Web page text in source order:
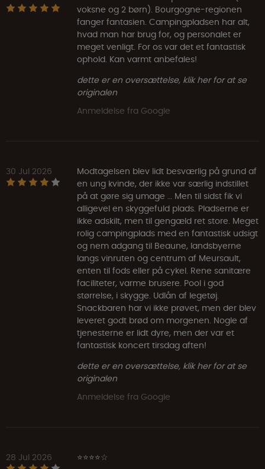
voksne og 2 børn). Bourgogne-regionen
fanger fantasien. Campingpladsen har alt,
hvad man har brug for, og personalet er
meget venligt. For os var det et fantastisk
ophold. Kan varmt anbefales!
dette er en oversættelse, klik her for at se
originalen
Anmeldelse fra Google
30 Jul 2026
Modtagelsen blev lidt besværlig på grund af
en ung kvinde, der ikke var særlig indstillet
på at gøre sig umage … Men til sidst fik vi
alligevel en skyggefuld plads. Pladserne er
ikke adskilt, men til gengæld ret store. Meget
rolig campingplads med en fantastisk udsigt
og nem adgang til Beaune, landsbyerne
langs vinruten og centrum af Meursault,
enten til fods eller på cykel. Rene sanitære
faciliteter, varme brusere. Pool i god
størrelse, i skygge. Udlån af legetøj.
Snackbaren har vi ikke prøvet, men der blev
leveret godt brød om morgenen. Nogle af
tjenesterne er lidt dyre, men der var et
fantastisk koncert tirsdag aften!
dette er en oversættelse, klik her for at se
originalen
Anmeldelse fra Google
28 Jul 2026 ⭐⭐⭐⭐☆